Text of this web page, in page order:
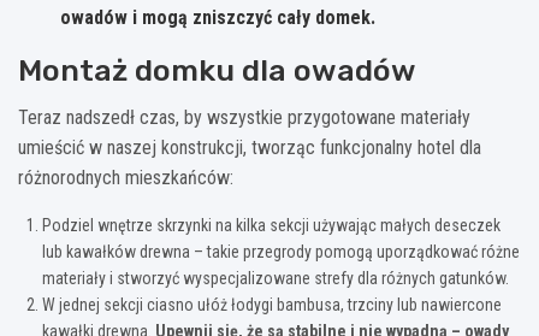
owadów i mogą zniszczyć cały domek.
Montaż domku dla owadów
Teraz nadszedł czas, by wszystkie przygotowane materiały
umieścić w naszej konstrukcji, tworząc funkcjonalny hotel dla
różnorodnych mieszkańców:
Podziel wnętrze skrzynki na kilka sekcji używając małych deseczek
lub kawałków drewna – takie przegrody pomogą uporządkować różne
materiały i stworzyć wyspecjalizowane strefy dla różnych gatunków.
W jednej sekcji ciasno ułóż łodygi bambusa, trzciny lub nawiercone
kawałki drewna. Upewnij się, że są stabilne i nie wypadną – owady